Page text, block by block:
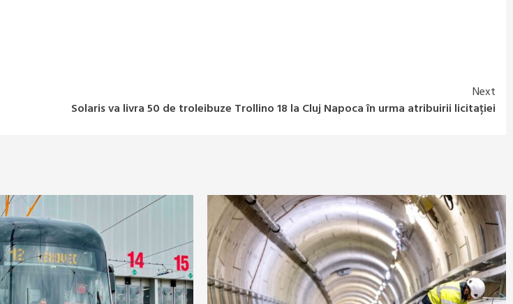
Next
Solaris va livra 50 de troleibuze Trollino 18 la Cluj Napoca în urma atribuirii licitației